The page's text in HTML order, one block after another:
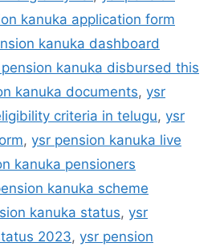
kanuka application form
kanuka dashboard
kanuka disbursed this
kanuka documents, ysr
criteria in telugu, ysr
, ysr pension kanuka live
kanuka pensioners
kanuka scheme
kanuka status, ysr
2023, ysr pension